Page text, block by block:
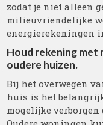
zodat je niet alleen
milieuvriendelijke
energierekeningen
Houd rekening met
oudere huizen.
Bij het overwegen
huis is het
mogelijke verborgen